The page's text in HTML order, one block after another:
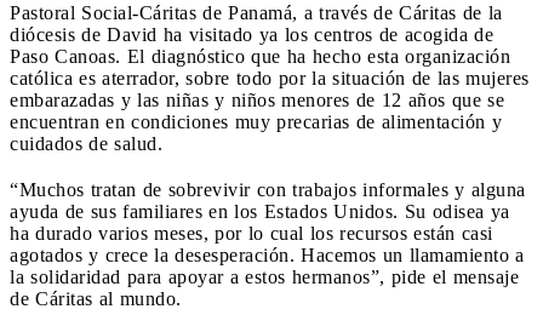
Pastoral Social-Cáritas de Panamá, a través de Cáritas de la
diócesis de David ha visitado ya los centros de acogida de
Paso Canoas. El diagnóstico que ha hecho esta organización
católica es aterrador, sobre todo por la situación de las mujeres
embarazadas y las niñas y niños menores de 12 años que se
encuentran en condiciones muy precarias de alimentación y
cuidados de salud.
“Muchos tratan de sobrevivir con trabajos informales y alguna
ayuda de sus familiares en los Estados Unidos. Su odisea ya
ha durado varios meses, por lo cual los recursos están casi
agotados y crece la desesperación. Hacemos un llamamiento a
la solidaridad para apoyar a estos hermanos”, pide el mensaje
de Cáritas al mundo.